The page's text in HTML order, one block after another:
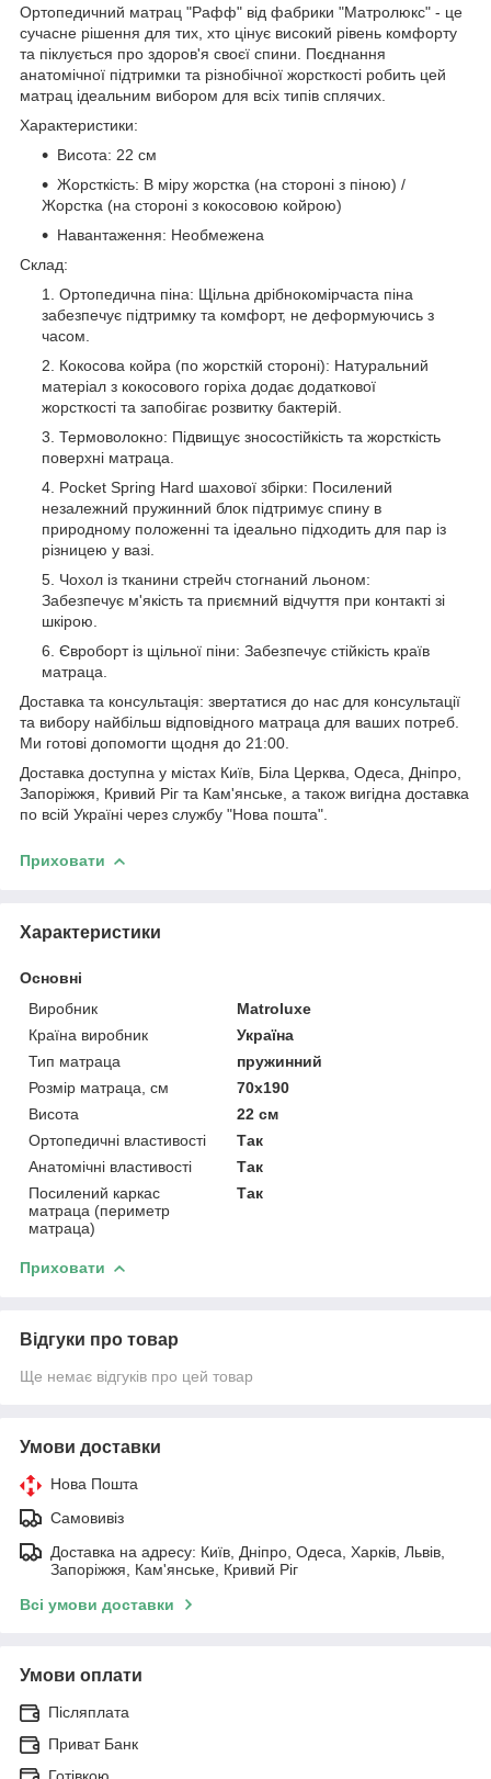
Ортопедичний матрац "Рафф" від фабрики "Матролюкс" - це
сучасне рішення для тих, хто цінує високий рівень комфорту
та піклується про здоров'я своєї спини. Поєднання
анатомічної підтримки та різнобічної жорсткості робить цей
матрац ідеальним вибором для всіх типів сплячих.
Характеристики:
Висота: 22 см
Жорсткість: В міру жорстка (на стороні з піною) /
Жорстка (на стороні з кокосовою койрою)
Навантаження: Необмежена
Склад:
Ортопедична піна: Щільна дрібнокомірчаста піна
забезпечує підтримку та комфорт, не деформуючись з
часом.
Кокосова койра (по жорсткій стороні): Натуральний
матеріал з кокосового горіха додає додаткової
жорсткості та запобігає розвитку бактерій.
Термоволокно: Підвищує зносостійкість та жорсткість
поверхні матраца.
Pocket Spring Hard шахової збірки: Посилений
незалежний пружинний блок підтримує спину в
природному положенні та ідеально підходить для пар із
різницею у вазі.
Чохол із тканини стрейч стогнаний льоном:
Забезпечує м'якість та приємний відчуття при контакті зі
шкірою.
Євроборт із щільної піни: Забезпечує стійкість країв
матраца.
Доставка та консультація: звертатися до нас для консультації
та вибору найбільш відповідного матраца для ваших потреб.
Ми готові допомогти щодня до 21:00.
Доставка доступна у містах Київ, Біла Церква, Одеса, Дніпро,
Запоріжжя, Кривий Ріг та Кам'янське, а також вигідна доставка
по всій Україні через службу "Нова пошта".
Приховати
Характеристики
Основні
Виробник
Matroluxe
Країна виробник
Україна
Тип матраца
пружинний
Розмір матраца, см
70х190
Висота
22 см
Ортопедичні властивості
Так
Анатомічні властивості
Так
Посилений каркас
матраца (периметр
матраца)
Так
Приховати
Відгуки про товар
Ще немає відгуків про цей товар
Умови доставки
Нова Пошта
Самовивіз
Доставка на адресу: Київ, Дніпро, Одеса, Харків, Львів,
Запоріжжя, Кам'янське, Кривий Ріг
Всі умови доставки
Умови оплати
Післяплата
Приват Банк
Готівкою